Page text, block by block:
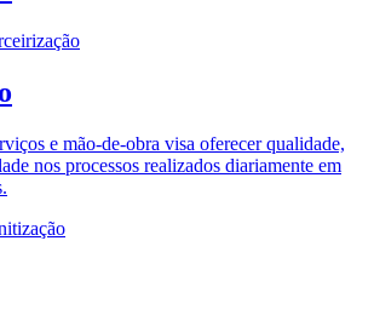
e mão-de-obra visa oferecer qualidade,
nos processos realizados diariamente em